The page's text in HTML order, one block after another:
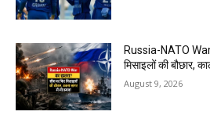
Russia-NATO
मिसाइलों की बौछार,
August 9, 2026